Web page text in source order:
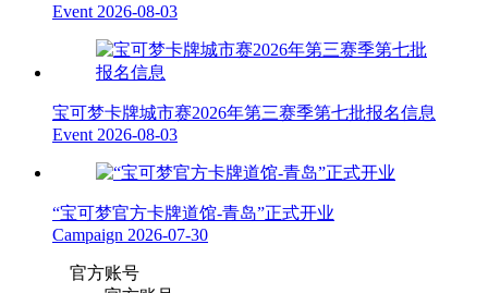
Event 2026-08-03
宝可梦卡牌城市赛2026年第三赛季第七批报名信息
Event 2026-08-03
“宝可梦官方卡牌道馆-青岛”正式开业
Campaign 2026-07-30
官方账号